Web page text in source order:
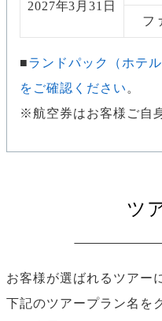
2027年3月31日
フ
ランドパック（ホテ
をご確認ください 。
※航空券はお客様ご自
ツ
お客様が選ばれるツアー
下記のツアープラン名を